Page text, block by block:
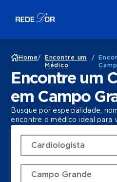
Home/
Encontre um
Médico
/
Encontre um
em Campo
Busque por especialidade,
encontre o médico ideal para